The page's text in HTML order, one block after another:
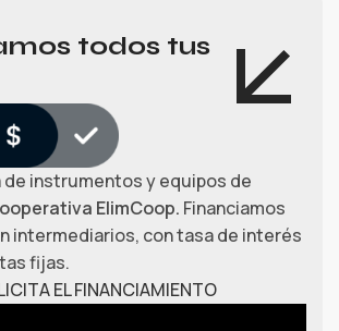
todos tus
de instrumentos y equipos de
ElimCoop. Financiamos
intermediarios, con tasa de interés
fijas.
EL FINANCIAMIENTO